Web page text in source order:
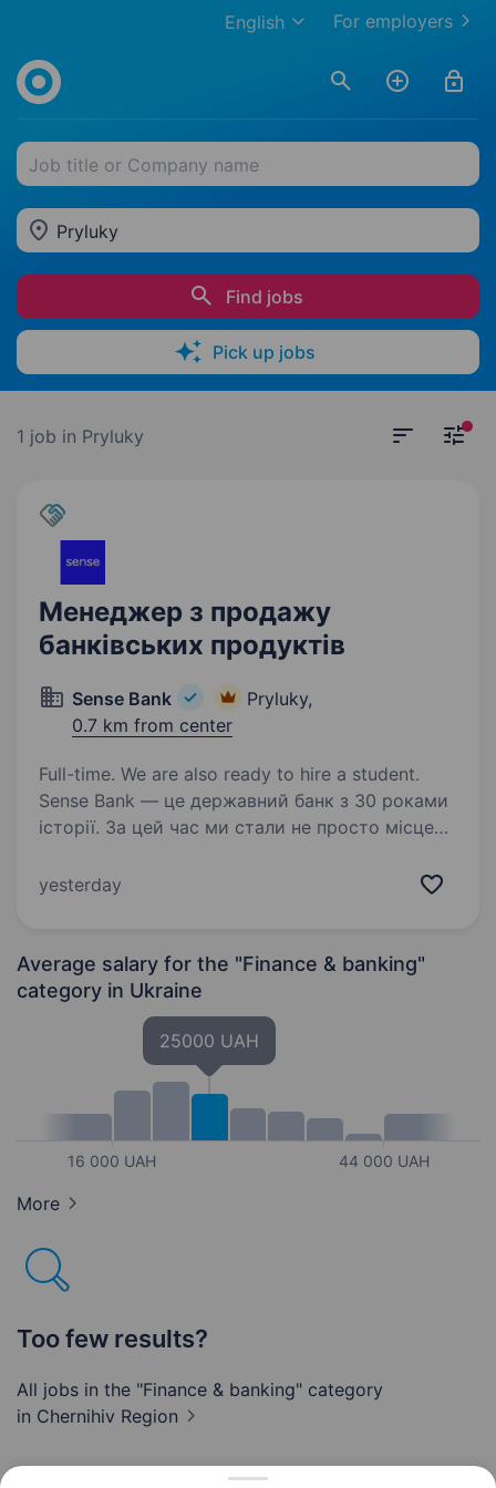
For employers
English
Job title or Company name
Pryluky
Find jobs
Pick up jobs
1 job in Pryluky
Менеджер з продажу
банківських продуктів
Sense Bank
Pryluky,
0.7 km from center
Full-time. We are also ready to hire a student.
Sense Bank — це державний банк з 30 роками
історії. За цей час ми стали не просто місцем
де кожен присвячений місії — створювати
yesterday
Average salary for the "Finance & banking"
category in Ukraine
16 000 UAH
25000 UAH
44 000 UAH
More
Too few results?
All jobs in the "Finance & banking" category
in Chernihiv Region